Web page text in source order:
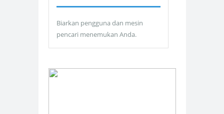
Biarkan pengguna dan mesin
pencari menemukan Anda.